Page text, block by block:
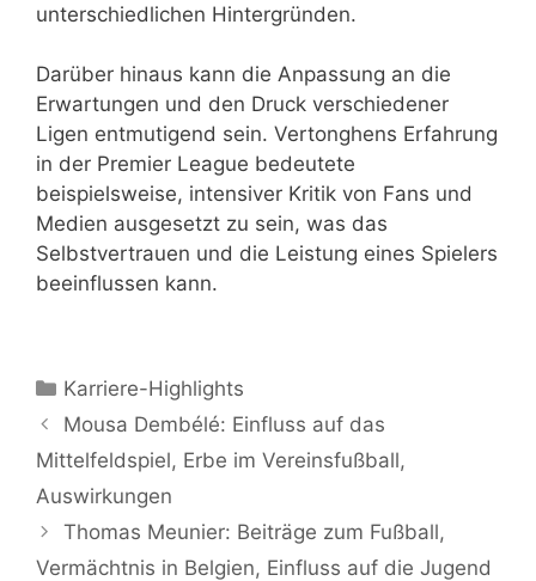
unterschiedlichen Hintergründen.
Darüber hinaus kann die Anpassung an die
Erwartungen und den Druck verschiedener
Ligen entmutigend sein. Vertonghens Erfahrung
in der Premier League bedeutete
beispielsweise, intensiver Kritik von Fans und
Medien ausgesetzt zu sein, was das
Selbstvertrauen und die Leistung eines Spielers
beeinflussen kann.
Categories
Karriere-Highlights
Mousa Dembélé: Einfluss auf das
Mittelfeldspiel, Erbe im Vereinsfußball,
Auswirkungen
Thomas Meunier: Beiträge zum Fußball,
Vermächtnis in Belgien, Einfluss auf die Jugend